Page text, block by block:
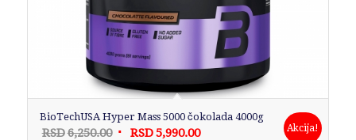
BioTechUSA Hyper Mass 5000 čokolada 4000g
RSD6,250.00 Originalna
RSD5,990.00Trenutna
Akcija!